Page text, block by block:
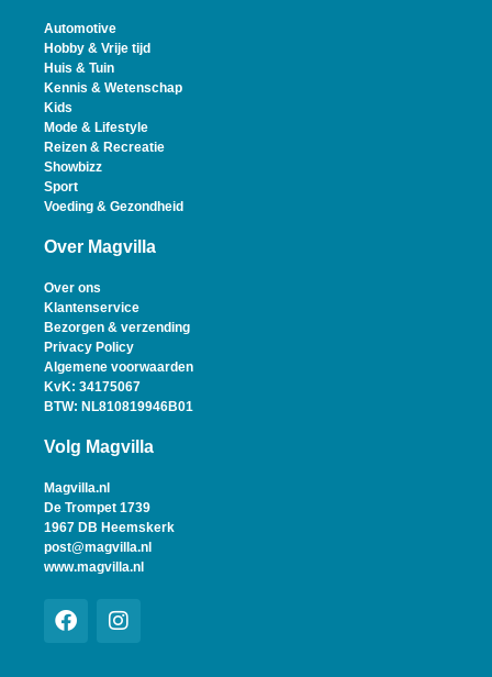
Automotive
Hobby & Vrije tijd
Huis & Tuin
Kennis & Wetenschap
Kids
Mode & Lifestyle
Reizen & Recreatie
Showbizz
Sport
Voeding & Gezondheid
Over Magvilla
Over ons
Klantenservice
Bezorgen & verzending
Privacy Policy
Algemene voorwaarden
KvK: 34175067
BTW: NL810819946B01
Volg Magvilla
Magvilla.nl
De Trompet 1739
1967 DB Heemskerk
post@magvilla.nl
www.magvilla.nl